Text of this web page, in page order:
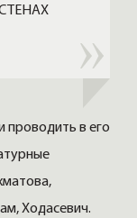
проводить в его
Ходасевич.